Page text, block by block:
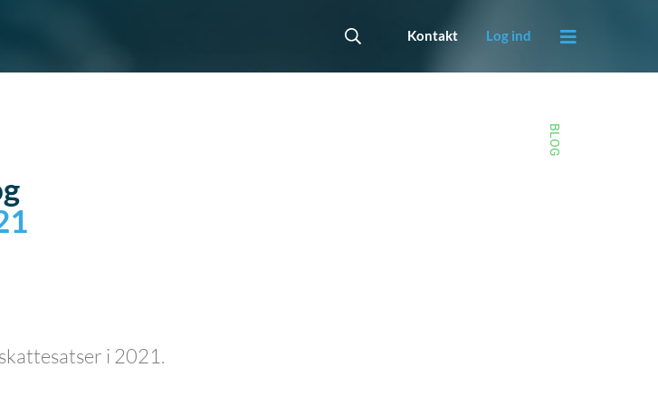
Kontakt Log ind
BLOG
i 2021.